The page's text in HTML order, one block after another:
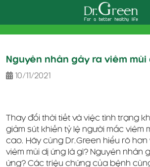
Nguyên nhân gây ra viêm mũi
10/11/2021
Thay đổi thời tiết và việc tình trạng
giảm sút khiến tỷ lệ người mắc viêm
cao. Hãy cùng Dr.Green hiểu rõ
viêm mũi dị ứng là gì? Nguyên nhân
ứng? Các triệu chứng của bệnh